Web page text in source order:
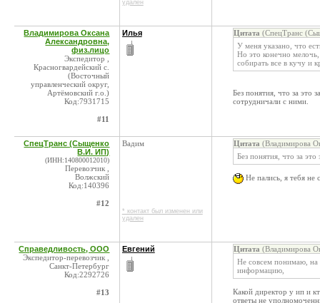
удален
Владимирова Оксана
Александровна,
физ.лицо
Экспедитор ,
Красногвардейский с.
(Восточный
управленческий округ,
Артёмовский г.о.)
Код:7931715
#11
Илья Цитата (СпецТранс
У меня указано, что
Но это конечно
собирать все в кучу и
Без понятия, что за это
сотрудничали с ними.
СпецТранс (Сыщенко
В.И. ИП)
(ИНН:140800012010)
Перевозчик ,
Волжский
Код:140396
#12
Вадим
* контакт был изменен или
удален
Цитата (Владимирова
Без понятия, что за это
Не пались, я тебя не
Справедливость, ООО
Экспедитор-перевозчик ,
Санкт-Петербург
Код:2292726
#13
Евгений Цитата (Владимирова
Не совсем понимаю, на
информацию,
Какой директор у ип и
ответы не